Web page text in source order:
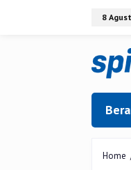
8
Home